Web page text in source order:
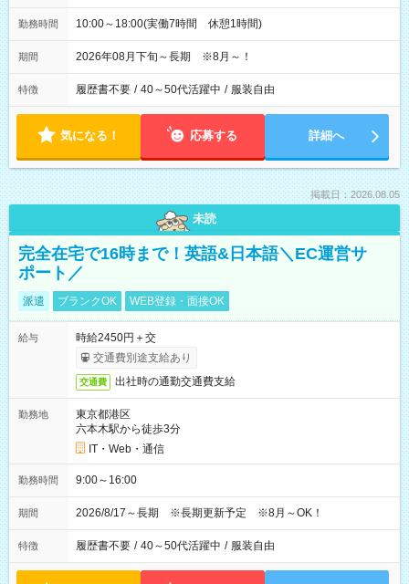
勤務時間 10:00～18:00(実働7時間 休憩1時間)
期間 2026年08月下旬～長期 ※8月～！
特徴 履歴書不要 / 40～50代活躍中 / 服装自由
気になる！ 応募する 詳細へ
掲載日：2026.08.05
未読
完全在宅で16時まで！英語&日本語＼EC運営サ
ポート／
派遣 ブランクOK WEB登録・面接OK
給与
時給2450円＋交
交通費別途支給あり
交通費 出社時の通勤交通費支給
勤務地
東京都港区
六本木駅から徒歩3分
IT・Web・通信
勤務時間 9:00～16:00
期間 2026/8/17～長期 ※長期更新予定 ※8月～OK！
特徴 履歴書不要 / 40～50代活躍中 / 服装自由